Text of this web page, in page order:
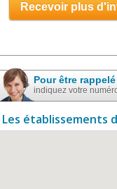
Recevoir plus
Pour être
indiquez votre
Les établissements